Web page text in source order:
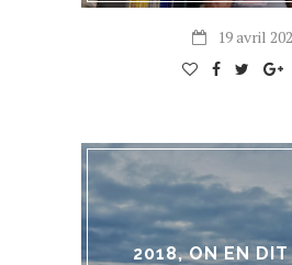
19 avril
2018, ON EN DIT